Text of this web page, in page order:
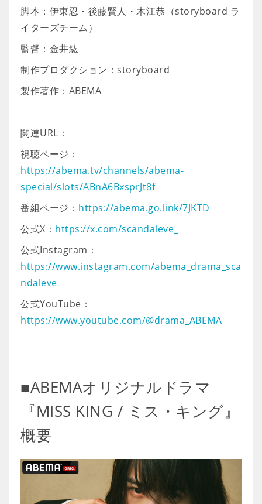
脚本：伊東忍・後藤賢人・木江恭（storyboard ラ
イターズチーム）
監督：金井紘
制作プロダクション：storyboard
製作著作：ABEMA
関連URL：
視聴ページ：
https://abema.tv/channels/abema-
special/slots/ABnA6BxsprJt8f
番組ページ： https://abema.go.link/7JKTD
公式X： https://x.com/scandaleve_
公式Instagram：
https://www.instagram.com/abema_drama_sca
ndaleve
公式YouTube：
https://www.youtube.com/@drama_ABEMA
■ABEMAオリジナルドラマ
『MISS KING / ミス・キング』
概要